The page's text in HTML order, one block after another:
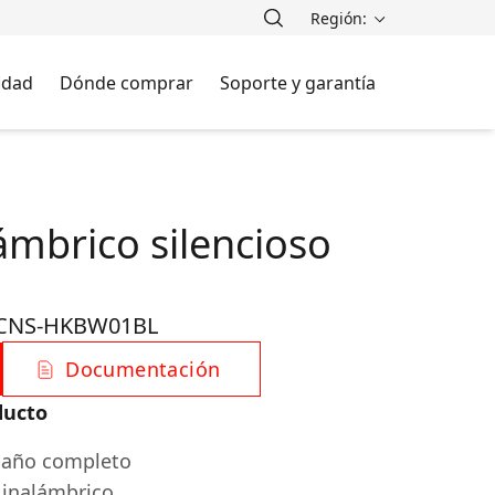
Región:
Dónde comprar Soporte y garantía
silencioso
HKBW01BL
Documentación
completo